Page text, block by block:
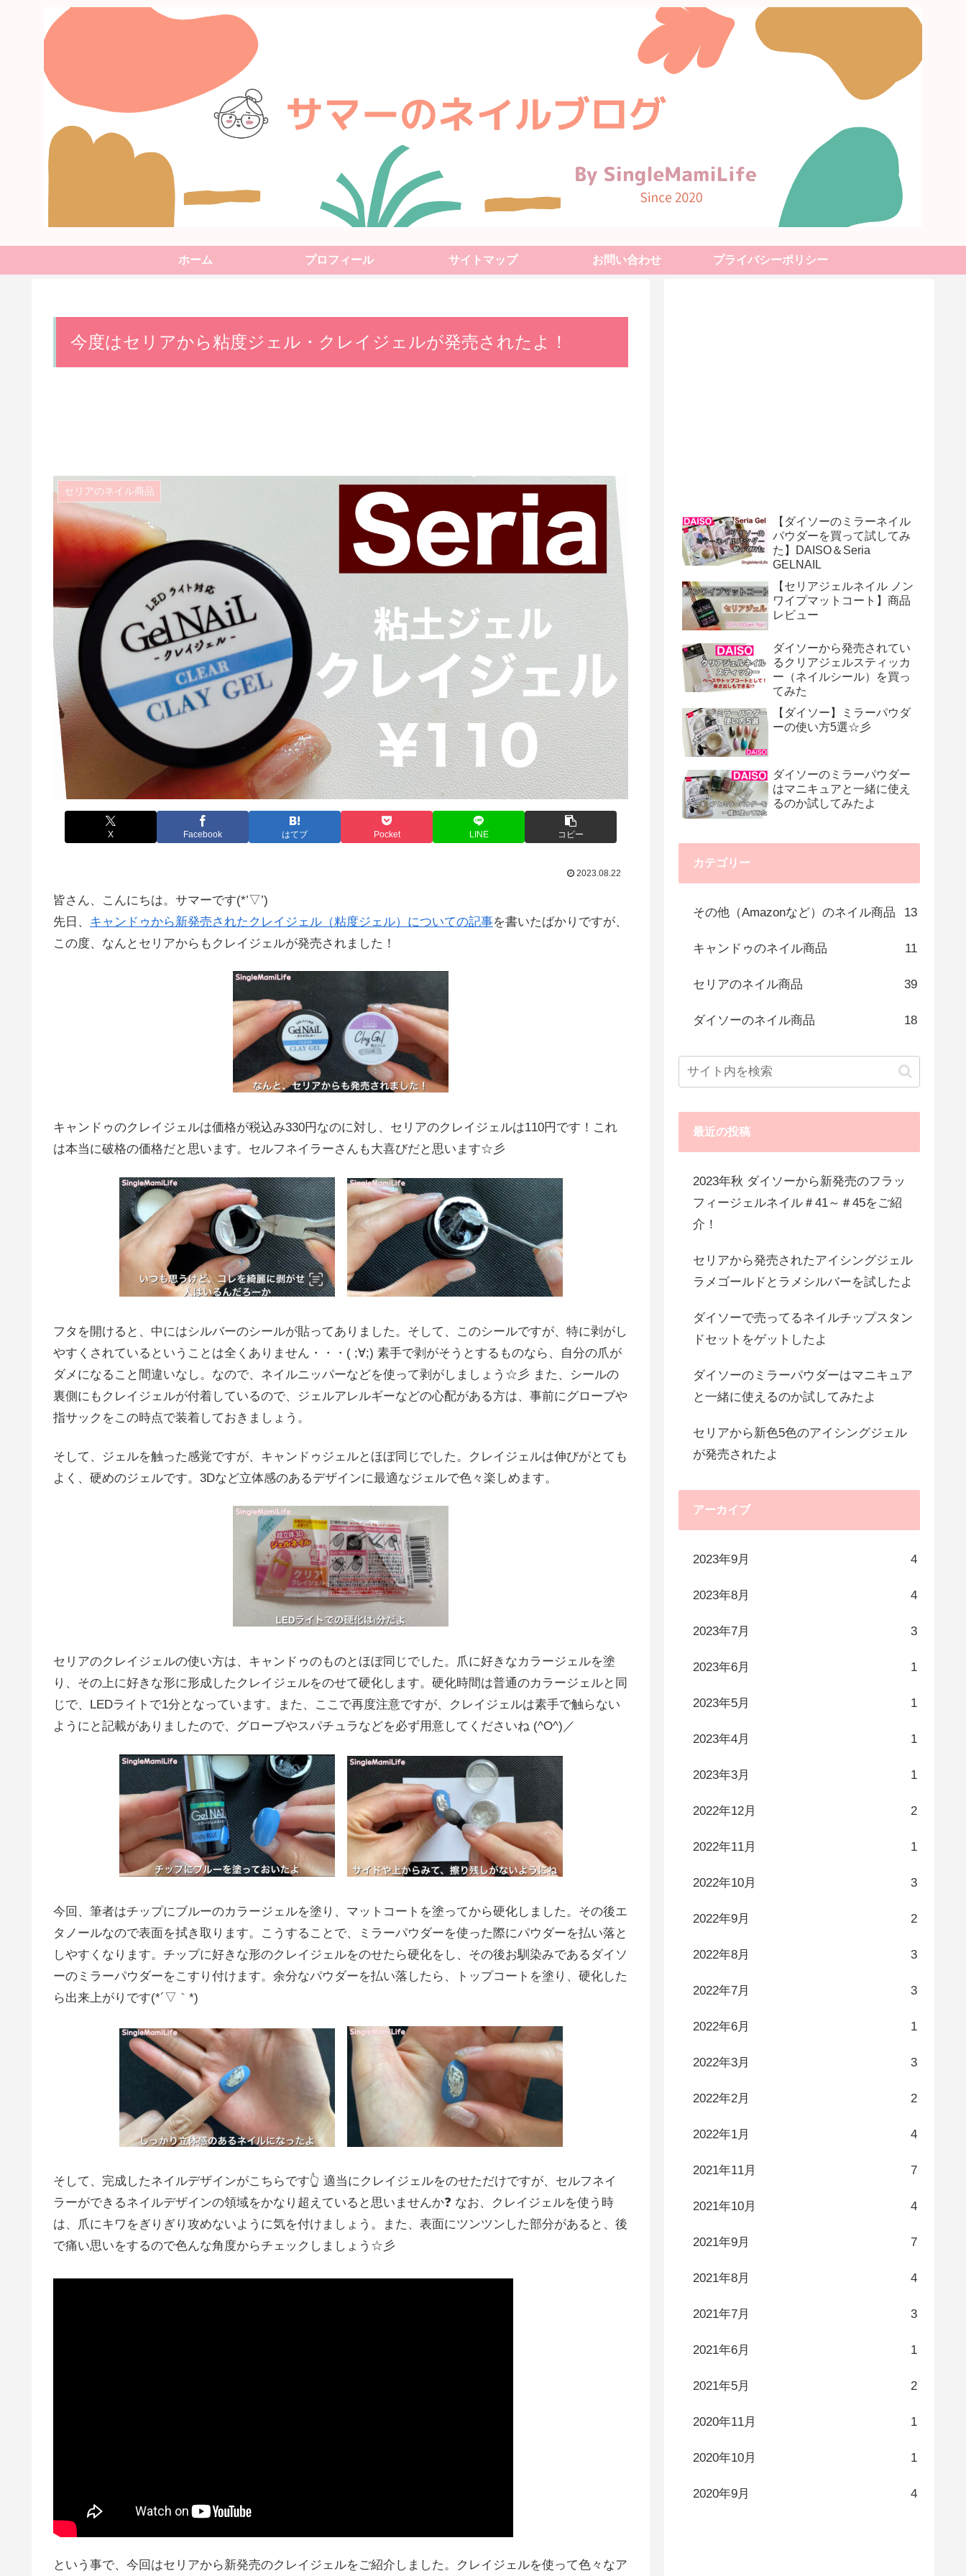
ホーム プロフィール サイトマップ お問い合わせ プライバシーポリシー
今度はセリアから粘度ジェル・クレイジェルが発売されたよ！
セリアのネイル商品
X Facebook はてブ Pocket LINE コピー
2023.08.22
皆さん、こんにちは。サマーです(*’▽’)
先日、 キャンドゥから新発売されたクレイジェル（粘度ジェル）についての記事を書いたばかりですが、
この度、なんとセリアからもクレイジェルが発売されました！
キャンドゥのクレイジェルは価格が税込み330円なのに対し、セリアのクレイジェルは110円です！これ
は本当に破格の価格だと思います。セルフネイラーさんも大喜びだと思います☆彡
フタを開けると、中にはシルバーのシールが貼ってありました。そして、このシールですが、特に剥がし
やすくされているということは全くありません・・・( ;∀;) 素手で剥がそうとするものなら、自分の爪が
ダメになること間違いなし。なので、ネイルニッパーなどを使って剥がしましょう☆彡 また、シールの
裏側にもクレイジェルが付着しているので、ジェルアレルギーなどの心配がある方は、事前にグローブや
指サックをこの時点で装着しておきましょう。
そして、ジェルを触った感覚ですが、キャンドゥジェルとほぼ同じでした。クレイジェルは伸びがとても
よく、硬めのジェルです。3Dなど立体感のあるデザインに最適なジェルで色々楽しめます。
セリアのクレイジェルの使い方は、キャンドゥのものとほぼ同じでした。爪に好きなカラージェルを塗
り、その上に好きな形に形成したクレイジェルをのせて硬化します。硬化時間は普通のカラージェルと同
じで、LEDライトで1分となっています。また、ここで再度注意ですが、クレイジェルは素手で触らない
ようにと記載がありましたので、グローブやスパチュラなどを必ず用意してくださいね (^O^)／
今回、筆者はチップにブルーのカラージェルを塗り、マットコートを塗ってから硬化しました。その後エ
タノールなので表面を拭き取ります。こうすることで、ミラーパウダーを使った際にパウダーを払い落と
しやすくなります。チップに好きな形のクレイジェルをのせたら硬化をし、その後お馴染みであるダイソ
ーのミラーパウダーをこすり付けます。余分なパウダーを払い落したら、トップコートを塗り、硬化した
ら出来上がりです(*´▽｀*)
そして、完成したネイルデザインがこちらです👆 適当にクレイジェルをのせただけですが、セルフネイ
ラーができるネイルデザインの領域をかなり超えていると思いませんか❓ なお、クレイジェルを使う時
は、爪にキワをぎりぎり攻めないように気を付けましょう。また、表面にツンツンした部分があると、後
で痛い思いをするので色んな角度からチェックしましょう☆彡
という事で、今回はセリアから新発売のクレイジェルをご紹介しました。クレイジェルを使って色々なア
【ダイソーのミラーネイル
パウダーを買って試してみ
た】DAISO＆Seria
GELNAIL
【セリアジェルネイル ノン
ワイプマットコート】商品
レビュー
ダイソーから発売されてい
るクリアジェルスティッカ
ー（ネイルシール）を買っ
てみた
【ダイソー】ミラーパウダ
ーの使い方5選☆彡
ダイソーのミラーパウダー
はマニキュアと一緒に使え
るのか試してみたよ
カテゴリー
その他（Amazonなど）のネイル商品 13
キャンドゥのネイル商品 11
セリアのネイル商品 39
ダイソーのネイル商品 18
最近の投稿
2023年秋 ダイソーから新発売のフラッ
フィージェルネイル＃41～＃45をご紹
介！
セリアから発売されたアイシングジェル
ラメゴールドとラメシルバーを試したよ
ダイソーで売ってるネイルチップスタン
ドセットをゲットしたよ
ダイソーのミラーパウダーはマニキュア
と一緒に使えるのか試してみたよ
セリアから新色5色のアイシングジェル
が発売されたよ
アーカイブ
2023年9月 4
2023年8月 4
2023年7月 3
2023年6月 1
2023年5月 1
2023年4月 1
2023年3月 1
2022年12月 2
2022年11月 1
2022年10月 3
2022年9月 2
2022年8月 3
2022年7月 3
2022年6月 1
2022年3月 3
2022年2月 2
2022年1月 4
2021年11月 7
2021年10月 4
2021年9月 7
2021年8月 4
2021年7月 3
2021年6月 1
2021年5月 2
2020年11月 1
2020年10月 1
2020年9月 4